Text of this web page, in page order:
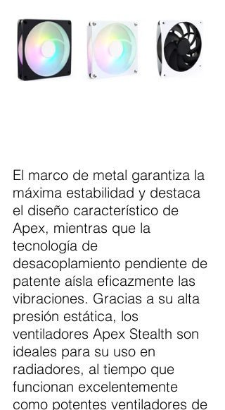
El marco de metal garantiza la
máxima estabilidad y destaca
el diseño característico de
Apex, mientras que la
tecnología de
desacoplamiento pendiente de
patente aísla eficazmente las
vibraciones. Gracias a su alta
presión estática, los
ventiladores Apex Stealth son
ideales para su uso en
radiadores, al tiempo que
funcionan excelentemente
como potentes ventiladores de